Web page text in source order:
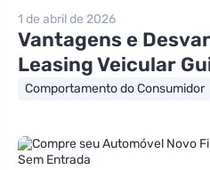
1 de abril de 2026
Vantagens e
Leasing Veicular
Comportamento do Consumidor